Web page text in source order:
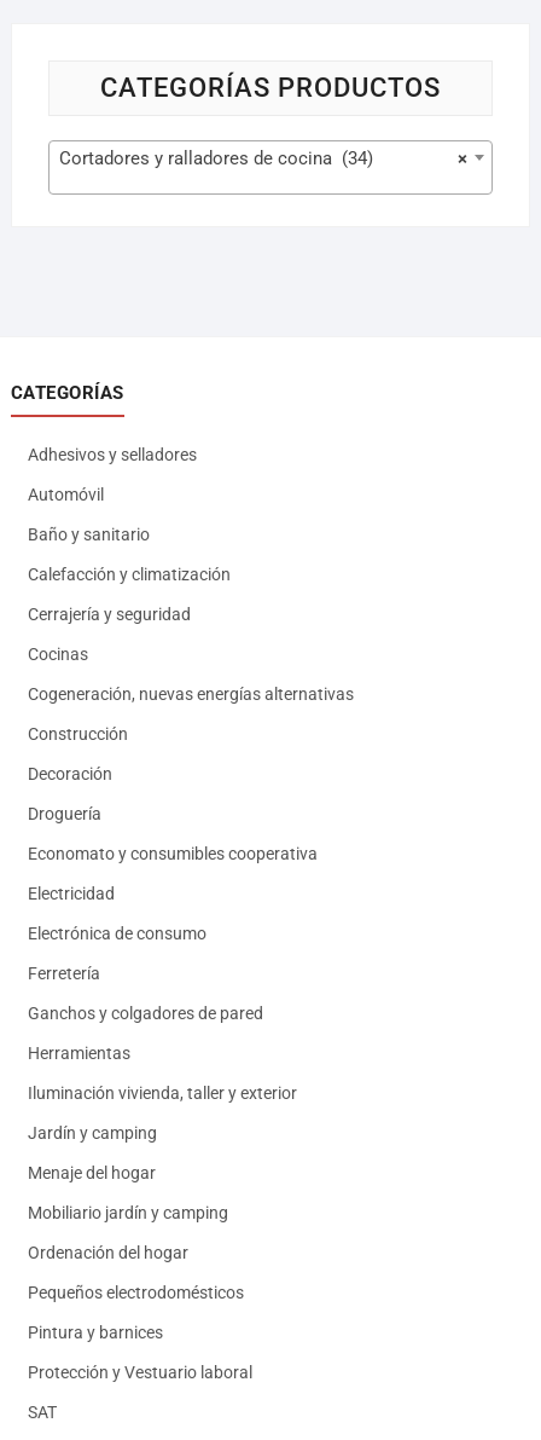
CATEGORÍAS PRODUCTOS
×
Cortadores y ralladores de cocina (34)
CATEGORÍAS
Adhesivos y selladores
Automóvil
Baño y sanitario
Calefacción y climatización
Cerrajería y seguridad
Cocinas
Cogeneración, nuevas energías alternativas
Construcción
Decoración
Droguería
Economato y consumibles cooperativa
Electricidad
Electrónica de consumo
Ferretería
Ganchos y colgadores de pared
Herramientas
Iluminación vivienda, taller y exterior
Jardín y camping
Menaje del hogar
Mobiliario jardín y camping
Ordenación del hogar
Pequeños electrodomésticos
Pintura y barnices
Protección y Vestuario laboral
SAT